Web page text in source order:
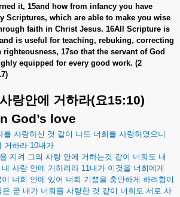
it, 15and how from infancy you have
Scriptures, which are able to make you wise
faith in Christ Jesus. 16All Scripture is
is useful for teaching, rebuking, correcting
17so that the servant of God
equipped for every good work. (2
사랑안에 거하라(요15:10)
God’s love
를 사랑하신 것 같이 나도 너희를 사랑하였으니
거하라 10내가
지켜 그의 사랑 안에 거하는것 같이 너희도 내
내 사랑 안에 거하리라 11내가 이것을 너희에게
너희 안에 있어 너희 기쁨을 충만하게 하려함이
은 곧 내가 너희를 사랑한 것 같이 너희도 서로 사